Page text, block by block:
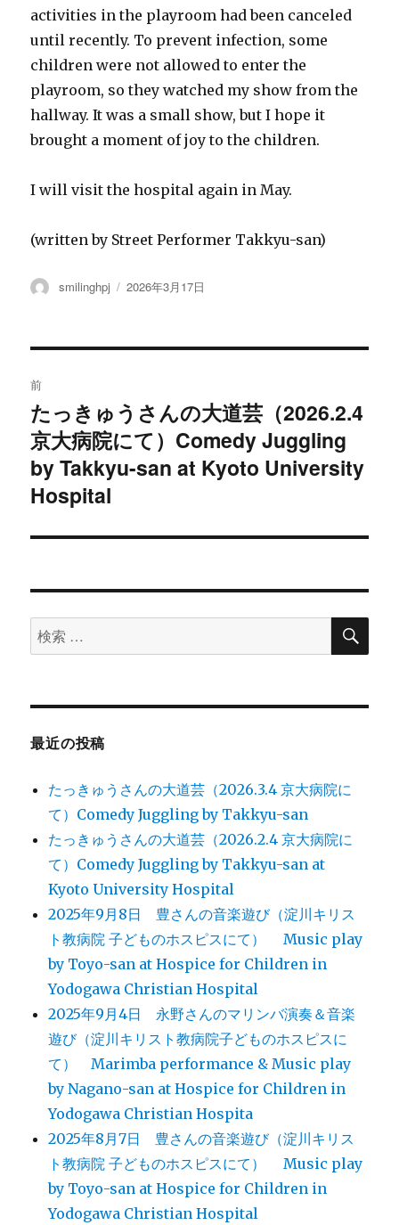
activities in the playroom had been canceled
until recently. To prevent infection, some
children were not allowed to enter the
playroom, so they watched my show from the
hallway. It was a small show, but I hope it
brought a moment of joy to the children.
I will visit the hospital again in May.
(written by Street Performer Takkyu-san)
投
smilinghpj
投
2026年3月17日
稿
ナ
ビ
シ
ョ
前
過
去
の
投
たっきゅうさんの大道芸（2026.2.4
京大病院にて）Comedy Juggling
by Takkyu-san at Kyoto University
Hospital
検
索
象:
検
最近の投稿
たっきゅうさんの大道芸（2026.3.4 京大病院に
て）Comedy Juggling by Takkyu-san
たっきゅうさんの大道芸（2026.2.4 京大病院に
て）Comedy Juggling by Takkyu-san at
Kyoto University Hospital
2025年9月8日 豊さんの音楽遊び（淀川キリス
ト教病院 子どものホスピスにて） Music play
by Toyo-san at Hospice for Children in
Yodogawa Christian Hospital
2025年9月4日 永野さんのマリンバ演奏＆音楽
遊び（淀川キリスト教病院子どものホスピスに
て） Marimba performance & Music play
by Nagano-san at Hospice for Children in
Yodogawa Christian Hospita
2025年8月7日 豊さんの音楽遊び（淀川キリス
ト教病院 子どものホスピスにて） Music play
by Toyo-san at Hospice for Children in
Yodogawa Christian Hospital